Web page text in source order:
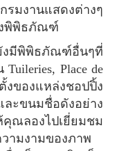
รมงานแสดงต่างๆ
งพิพิธภัณฑ์
Place de
ของแหล่งชอปปิ้ง
ะขนมชื่อดังอย่าง
ณลองไปเยี่ยมชม
ามงามของภาพ